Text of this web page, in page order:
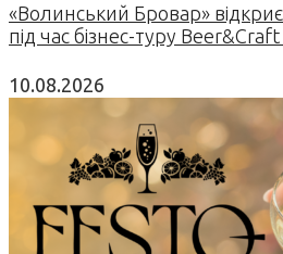
«Волинський Бровар»
під час бізнес-туру
10.08.2026